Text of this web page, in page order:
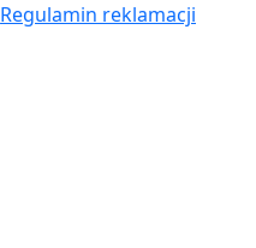
Regulamin reklamacji